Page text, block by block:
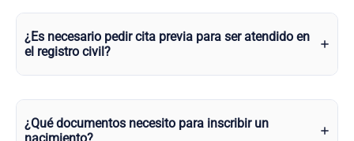
¿Es necesario pedir cita previa para ser atendido en
el registro civil?
¿Qué documentos necesito para inscribir un